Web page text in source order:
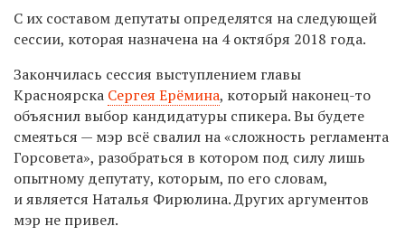
С их составом депутаты определятся на следующей
сессии, которая назначена на 4 октября 2018 года.
Закончилась сессия выступлением главы
Красноярска Сергея Ерёмина, который наконец-то
объяснил выбор кандидатуры спикера. Вы будете
смеяться — мэр всё свалил на «сложность регламента
Горсовета», разобраться в котором под силу лишь
опытному депутату, которым, по его словам,
и является Наталья Фирюлина. Других аргументов
мэр не привел.